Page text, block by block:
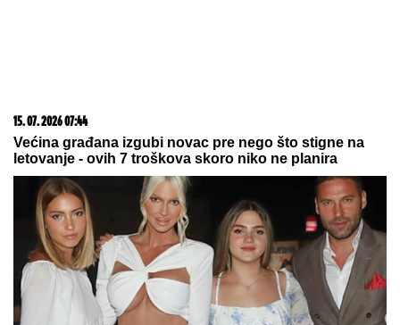
15. 07. 2026 07:44
Većina građana izgubi novac pre nego što stigne na
letovanje - ovih 7 troškova skoro niko ne planira